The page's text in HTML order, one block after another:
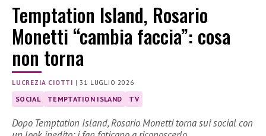
Temptation Island, Rosario
Monetti “cambia faccia”: cosa
non torna
LUCREZIA CIOTTI |31 LUGLIO 2026
SOCIAL TEMPTATION ISLAND TV
Dopo Temptation Island, Rosario Monetti torna sui social con